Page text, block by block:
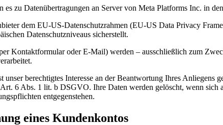
es zu Datenübertragungen an Server von Meta Platforms Inc. in
dem EU-US-Datenschutzrahmen (EU-US Data Privacy
Datenschutzniveaus sicherstellt.
Kontaktformular oder E-Mail) werden – ausschließlich zum
unser berechtigtes Interesse an der Beantwortung Ihres
6 Abs. 1 lit. b DSGVO. Ihre Daten werden gelöscht, wenn sich
entgegenstehen.
eines Kundenkontos